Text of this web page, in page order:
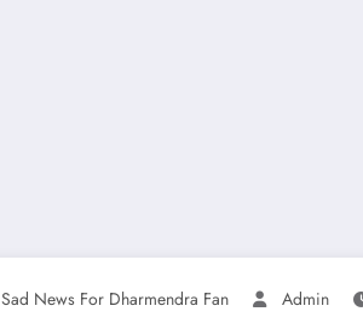
Sad News For Dharmendra Fan Admin